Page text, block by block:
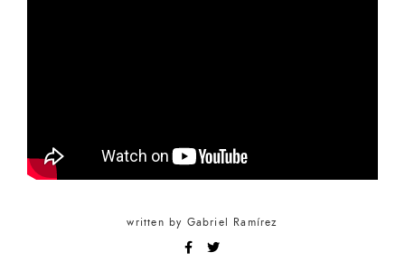
written by Gabriel Ramírez